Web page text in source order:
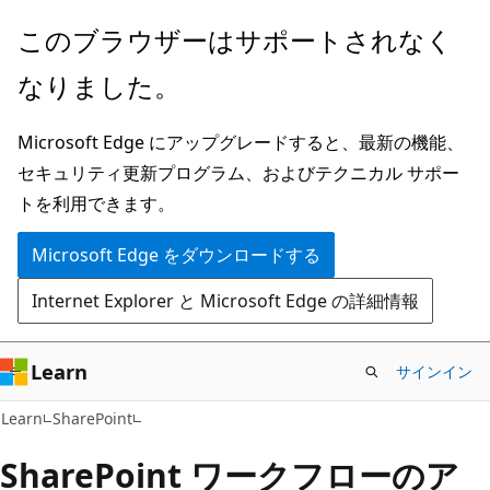
メ
ン
ン
テ
ン
ツ
に
ス
キ
ッ
プ
このブラウザーはサポートされなく
なりました。
Microsoft Edge にアップグレードすると、最新の機能、
セキュリティ更新プログラム、およびテクニカル サポー
トを利用できます。
Microsoft Edge をダウンロードする
Internet Explorer と Microsoft Edge の詳細情報
Learn サインイン
Learn SharePoint
SharePoint ワークフローのア